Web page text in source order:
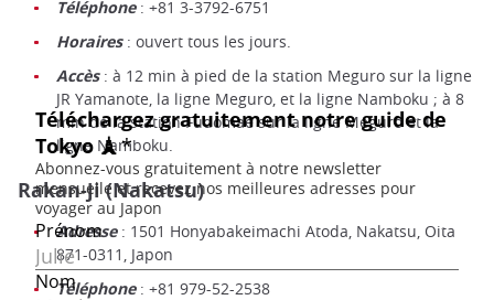
Téléphone: +81 3-3792-6751
Horaires: ouvert tous les jours.
Accès: à 12 min à pied de la station Meguro sur la ligne
JR Yamanote, la ligne Meguro, et la ligne Namboku ; à 8
min de la station Fudomae sur la ligne Meguro et la
ligne Namboku.
Rakan-ji (Nakatsu)
Adresse: 1501 Honyabakeimachi Atoda, Nakatsu, Oita
871-0311, Japon
Téléphone: +81 979-52-2538